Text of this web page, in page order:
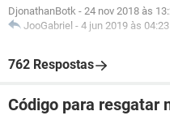
DjonathanBotk - 24 nov 2018 às
JooGabriel - 4 jun 2019 às 04:23
762 Respostas
Código para resgatar